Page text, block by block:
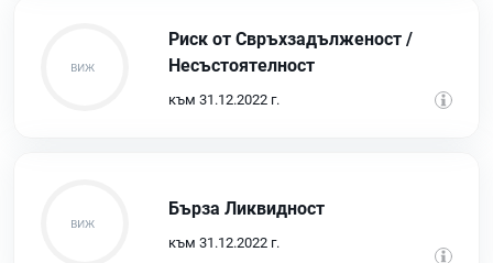
Риск от Свръхзадълженост /
Несъстоятелност
към 31.12.2022 г.
Бърза Ликвидност
към 31.12.2022 г.